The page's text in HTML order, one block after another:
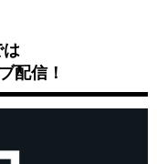
は
配信！